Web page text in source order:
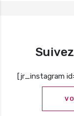
[jr_instagram